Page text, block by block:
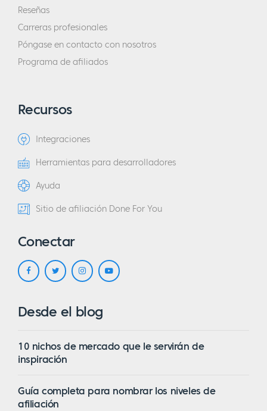
Reseñas
Carreras profesionales
Póngase en contacto con nosotros
Programa de afiliados
Recursos
Integraciones
Herramientas para desarrolladores
Ayuda
Sitio de afiliación Done For You
Conectar
Desde el blog
10 nichos de mercado que le servirán de
inspiración
Guía completa para nombrar los niveles de
afiliación